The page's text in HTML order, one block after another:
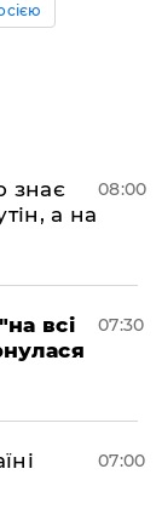
знає
а на
08:00
всі
07:30
07:00